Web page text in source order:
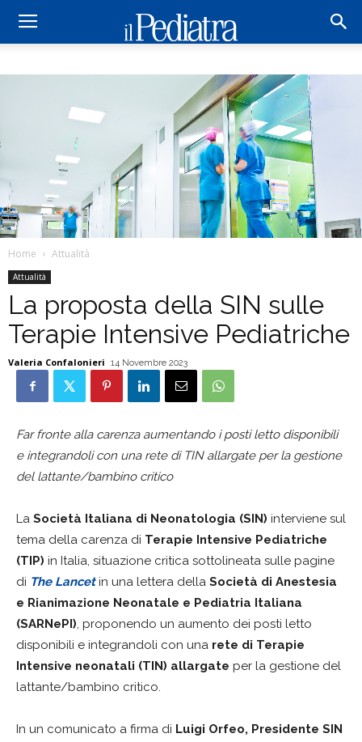
Home Attualità
Attualità
La proposta della SIN sulle
Terapie Intensive Pediatriche
Valeria Confalonieri 14 Novembre 2023
Far fronte alla carenza aumentando i posti letto disponibili
e integrandoli con una rete di TIN allargate per la gestione
del lattante/bambino critico
La Società Italiana di Neonatologia (SIN) interviene sul
tema della carenza di Terapie Intensive Pediatriche
(TIP) in Italia, situazione critica sottolineata sulle pagine
di The Lancet in una lettera della Società di Anestesia
e Rianimazione Neonatale e Pediatria Italiana
(SARNePI), proponendo un aumento dei posti letto
disponibili e integrandoli con una rete di Terapie
Intensive neonatali (TIN) allargate per la gestione del
lattante/bambino critico.
In un comunicato a firma di Luigi Orfeo, Presidente SIN